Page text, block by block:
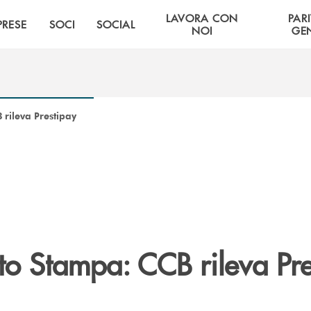
SOCI SOCIAL
LAVORA CON
NOI
rileva Prestipay
Stampa: CCB rileva